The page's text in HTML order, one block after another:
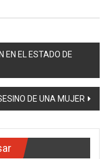
EN EL ESTADO DE
DE UNA MUJER